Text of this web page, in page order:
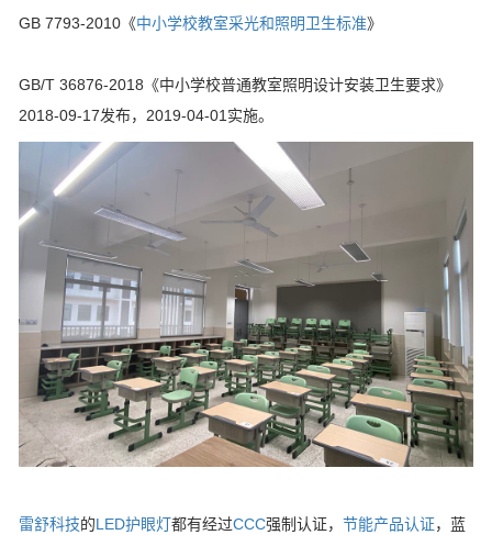
GB 7793-2010《中小学校教室采光和照明卫生标准》
GB/T 36876-2018《中小学校普通教室照明设计安装卫生要求》
2018-09-17发布，2019-04-01实施。
雷舒科技的LED护眼灯都有经过CCC强制认证， 节能产品认证，蓝